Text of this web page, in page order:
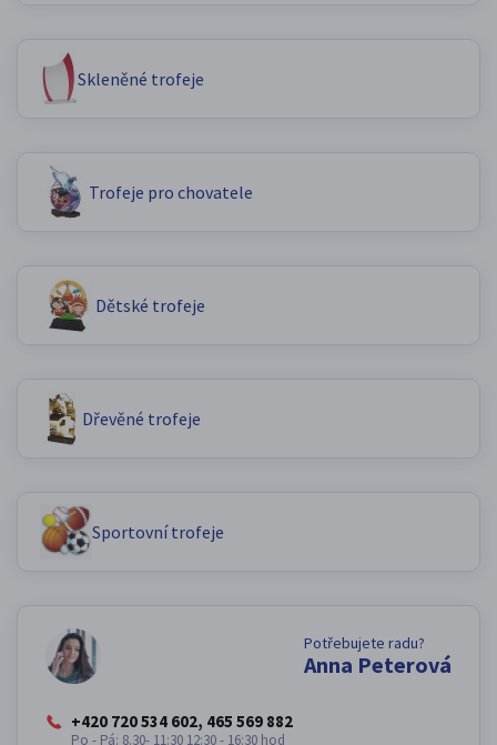
Skleněné trofeje
Trofeje pro chovatele
Dětské trofeje
Dřevěné trofeje
Sportovní trofeje
Potřebujete radu?
Anna Peterová
+420 720 534 602, 465 569 882
Po - Pá: 8.30- 11:30 12:30 - 16:30 hod